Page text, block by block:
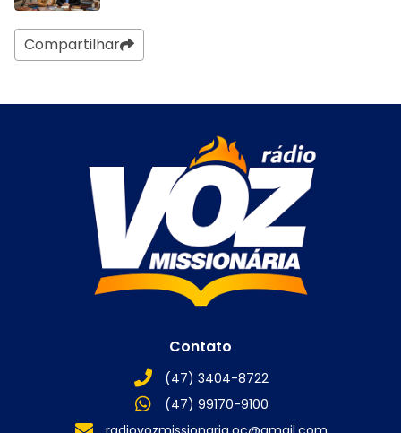
Compartilhar
Contato
(47) 3404-8722
(47) 99170-9100